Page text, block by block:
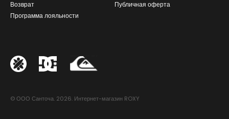
Возврат
Программа лояльности
Публичная оферта
© ООО Санточа. 2026. Интернет-магазин ROXY